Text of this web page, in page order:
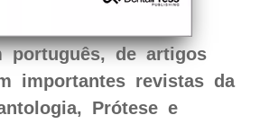
português, de artigos
importantes revistas da
Prótese e